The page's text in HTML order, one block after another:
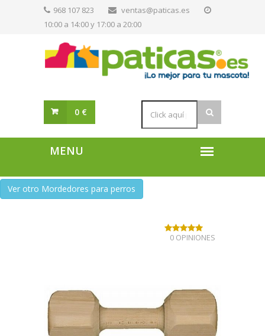
968 107 823
ventas@paticas.es
10:00 a 14:00 y 17:00 a 20:00
0 €
Ver otro Mordedores para perros
0 OPINIONES